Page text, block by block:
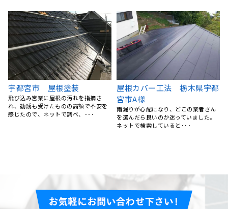
栃木県宇都宮市 通路防水工
事 ウレタン樹脂
元々水捌けが悪く、物々しい雰囲気の
屋根葺き替え工事 宇都宮市
M様邸
屋根のサビや変色が随分前から気にな
っていましたが、なかなか重い腰が上